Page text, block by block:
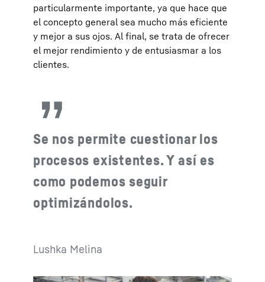
particularmente importante, ya que hace que
el concepto general sea mucho más eficiente
y mejor a sus ojos. Al final, se trata de ofrecer
el mejor rendimiento y de entusiasmar a los
clientes.
Se nos permite cuestionar los
procesos existentes. Y así es
como podemos seguir
optimizándolos.
Lushka Melina